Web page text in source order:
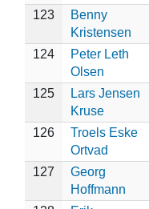
123
Benny
Kristensen
124
Peter Leth
Olsen
125
Lars Jensen
Kruse
126
Troels Eske
Ortvad
127
Georg
Hoffmann